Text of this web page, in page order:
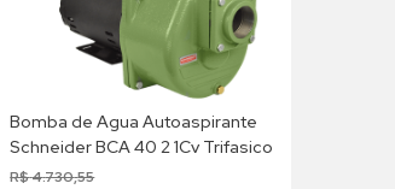
Bomba de Agua Autoaspirante
Schneider BCA 40 2 1Cv Trifasico
R$4.730,55